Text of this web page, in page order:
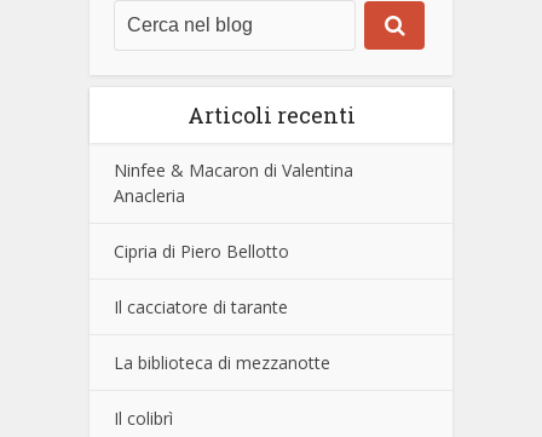
Articoli recenti
Ninfee & Macaron di Valentina
Anacleria
Cipria di Piero Bellotto
Il cacciatore di tarante
La biblioteca di mezzanotte
Il colibrì